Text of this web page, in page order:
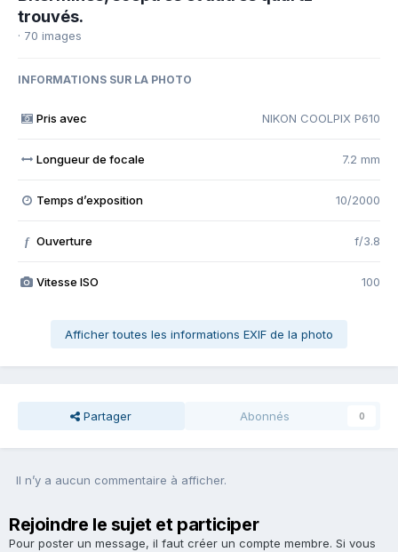
trouvés.
· 70 images
INFORMATIONS SUR LA PHOTO
Pris avec NIKON COOLPIX P610
Longueur de focale 7.2 mm
Temps d’exposition 10/2000
f Ouverture f/3.8
Vitesse ISO 100
Afficher toutes les informations EXIF de la photo
Partager Abonnés 0
Il n’y a aucun commentaire à afficher.
Rejoindre le sujet et participer
Pour poster un message, il faut créer un compte membre. Si vous